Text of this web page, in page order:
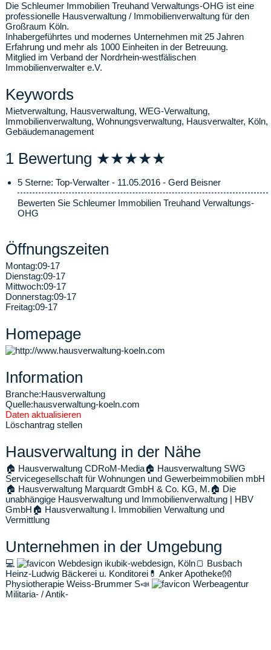
Die Schleumer Immobilien Treuhand Verwaltungs-OHG ist eine
professionelle Hausverwaltung / Immobilienverwaltung für den
Großraum Köln.
Inhabergeführtes und modernes Unternehmen mit 25 Jahren
Erfahrung und mehr als 1000 Einheiten in der Betreuung.
Mitglied im Verband der Nordrhein-westfälischen
Immobilienverwalter e.V.
Keywords
Mietverwaltung, Hausverwaltung, WEG-Verwaltung,
Immobilienverwaltung, Wohnungsverwaltung, Hausverwalter, Köln,
Gebäudemanagement
1 Bewertung ★★★★★
5 Sterne: Top-Verwalter - 11.05.2016 - Gerd Beisner
Bewerten Sie Schleumer Immobilien Treuhand Verwaltungs-
OHG
Öffnungszeiten
Montag:09-17
Dienstag:09-17
Mittwoch:09-17
Donnerstag:09-17
Freitag:09-17
Homepage
Information
Branche:Hausverwaltung
Quelle:hausverwaltung-koeln.com
Daten aktualisieren
Löschantrag stellen
Hausverwaltung in der Nähe
🏠 Hausverwaltung CDRoM-Media🏠 Hausverwaltung SWG
Servicegesellschaft für Wohnungen und Gewerbeimmobilien mbH
🏠 Hausverwaltung Marquardt GmbH & Co. KG, M. 🏠 Die
unabhängige Hausverwaltung und Immobilienverwaltung | HBV
GmbH 🏠 Hausverwaltung I. Immobilien Verwaltung und
Vermittlung
Unternehmen in der Umgebung
💻 Webdesign ikubik-webdesign, Köln🍞 Busbach
Heinz-Ludwig Bäckerei u. Konditorei 💊 Anker Apotheke👐
Physiotherapie Weiss-Brummer S📣
Werbeagentur
Militaria- / Antik-